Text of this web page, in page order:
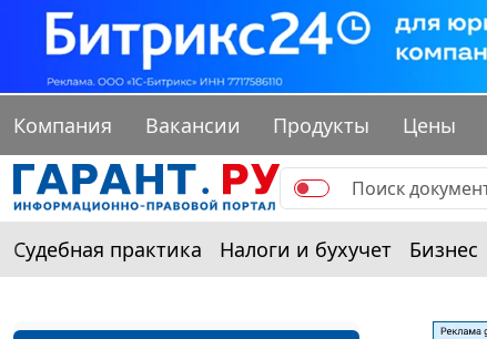
Компания Вакансии Продукты Цены
Судебная практика Налоги и бухучет Бизнес